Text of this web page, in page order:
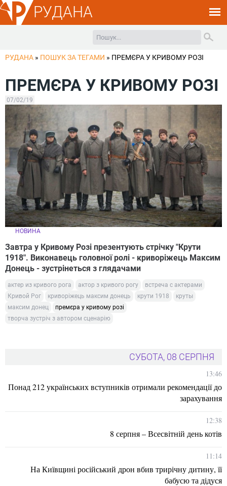
РУДАНА
РУДАНА » ПОШУК ЗА ТЕГАМИ » ПРЕМЄРА У КРИВОМУ РОЗІ
ПРЕМЄРА У КРИВОМУ РОЗІ
07/02/19
НОВИНА
Завтра у Кривому Розі презентують стрічку "Крути
1918". Виконавець головної ролі - криворіжець Максим
Донець - зустрінеться з глядачами
актер из кривого рога актор з кривого рогу
встреча с актерами
Кривой Рог
криворіжець максим донець крути 1918
круты
максим донец
премєра у кривому розі
творча зустріч з автором сценарію
СУБОТА, 08 СЕРПНЯ
13:46
Понад 212 українських вступників отримали рекомендації до
зарахування
12:38
8 серпня – Всесвітній день котів
11:14
На Київщині російський дрон вбив трирічну дитину, її
бабусю та дідуся